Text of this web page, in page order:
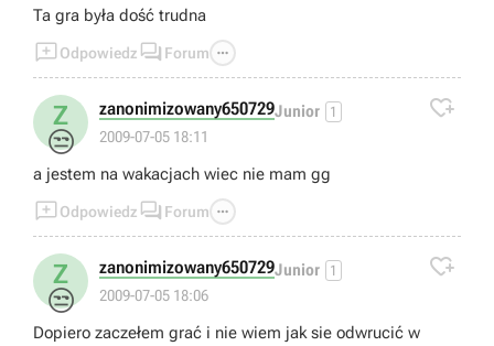
Ta gra była dość trudna
Odpowiedz  Forum 
Z
😒
zanonimizowany650729Junior 1
2009-07-05 18:11

a jestem na wakacjach wiec nie mam gg
Odpowiedz  Forum 
Z
😒
zanonimizowany650729Junior 1
2009-07-05 18:06

Dopiero zaczełem grać i nie wiem jak sie odwrucić w